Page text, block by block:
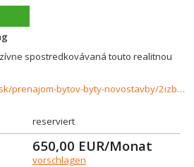
spostredkovávaná touto realitnou
https://www.reality-martin.sk/prenajom-bytov-byty-novostavby/2izbovy-byt-na-prenajom-Centrum-Martin-37839/?utm_source=areality&utm_medium=xml&utm_term=37839&utm_content=byt&utm_campaign=portaly
reserviert
650,00 EUR/Monat
vorschlagen